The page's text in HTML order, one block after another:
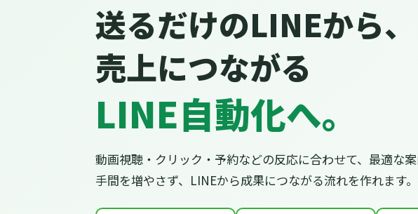
送るだけのLINEから、
売上につながる
LINE自動化へ。
動画視聴・クリック・予約などの反応に合わせて、最適な
手間を増やさず、LINEから成果につながる流れを作れます。